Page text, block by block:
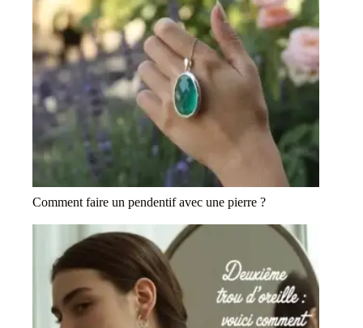
Comment faire un pendentif avec une pierre ?